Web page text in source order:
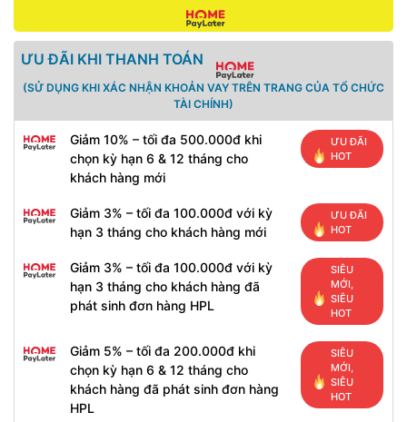
ƯU ĐÃI KHI THANH TOÁN
(SỬ DỤNG KHI XÁC NHẬN KHOẢN VAY TRÊN TRANG CỦA TỔ CHỨC
TÀI CHÍNH)
Giảm 10% – tối đa 500.000đ khi
chọn kỳ hạn 6 & 12 tháng cho
khách hàng mới
ƯU ĐÃI
HOT
Giảm 3% – tối đa 100.000đ với kỳ
hạn 3 tháng cho khách hàng mới
ƯU ĐÃI
HOT
Giảm 3% – tối đa 100.000đ với kỳ
hạn 3 tháng cho khách hàng đã
phát sinh đơn hàng HPL
SIÊU
MỚI,
SIÊU
HOT
Giảm 5% – tối đa 200.000đ khi
chọn kỳ hạn 6 & 12 tháng cho
khách hàng đã phát sinh đơn hàng
HPL
SIÊU
MỚI,
SIÊU
HOT